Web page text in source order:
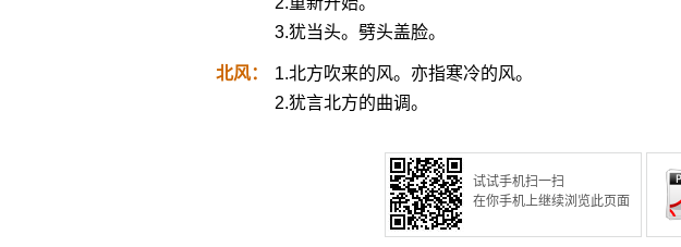
3.犹当头。劈头盖脸。
北风：
1.北方吹来的风。亦指寒冷的风。
2.犹言北方的曲调。
试试手机扫一扫
在你手机上继续浏览此页面